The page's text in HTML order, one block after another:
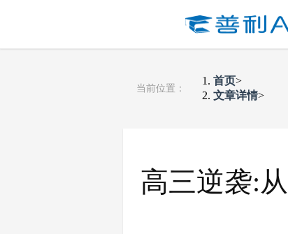
当前位置：
首页>
文章详情>
高三逆袭: